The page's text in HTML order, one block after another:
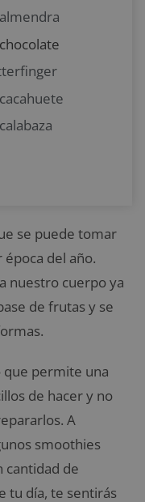
se puede tomar
del año.
nuestro cuerpo ya
de frutas y se
que permite una
de hacer y no
A
smoothies
cantidad de
tu día, te sentirás